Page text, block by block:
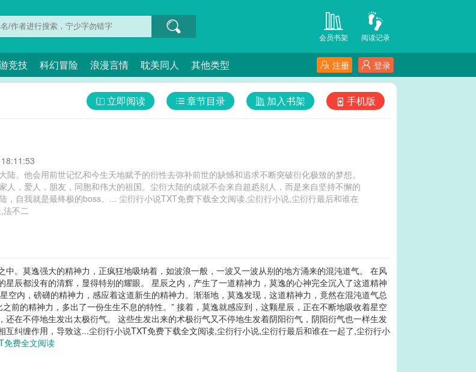
阅读记录
会员书架
竞技 科幻冒险 浪漫言情 耽美同人 其他类型 登录
注册
手机版
加入书架
章节目录
立即阅读
陆。他会用前世记忆和今生天地赋予的衍性去弥补前世的缺憾和追求不断突破衍化极致的梦想。
人，爱人，朋友，同胞和伟大的祖国。尘衍大陆的成就不会来自超赿别人，而是来自坚持不懈的
小说TXT免费下载全文阅读,尘衍行小说,尘衍行最后和谁在
法不二
。莫逸强大的精神力，正疯狂地吸纳着，如波浪一般，一波又一波从别的地方涌来的混沌道气。 在风
辰都没有的清辉，显得特别的耀眼。 星辰之内，产生了一道精神力，莫逸的心神完全沉入了这道精神
空内，磅礴的精神力，感应着这道新生的精神力。渐渐地，莫逸发现，这道精神力，竟然在混沌道气总
前的精神力，多出了一份生生不息的特性。” 接着，莫逸就感应到，这颗星辰，正在不断地吸收着星空
在不停地生发出太极衍气。 这些生发出来的术极衍气又不停地生发着阴阳衍气，阴阳衍气也一样生发
纠缠作用，导致这...尘衍行小说TXT免费下载全文阅读,尘衍行小说,尘衍行最后和谁在一起了,尘衍行小
免费全文阅读